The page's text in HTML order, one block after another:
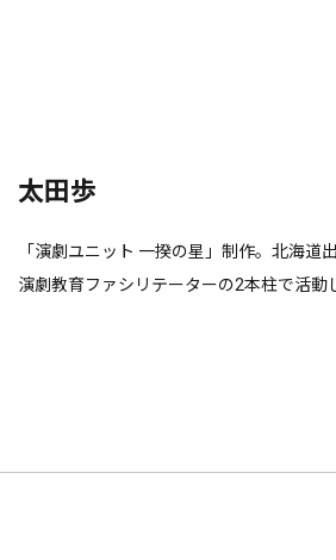
太田歩
「演劇ユニット 一揆の星」制作。北海
演劇教育ファシリテーターの2本柱で活動